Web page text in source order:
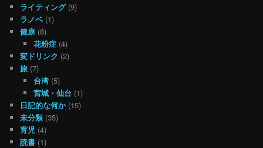
ライティング(9)
ラノベ (1)
健康 (8)
花粉症(4)
変ドリンク (2)
旅 (7)
台湾(5)
宮城・仙台 (1)
日記的な何か(15)
未分類(35)
育児 (4)
読書 (1)